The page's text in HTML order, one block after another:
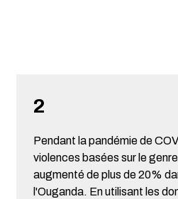
2
Pendant la pandémie de
violences basées sur le
augmenté de plus de 20%
l'Ouganda. En utilisant les